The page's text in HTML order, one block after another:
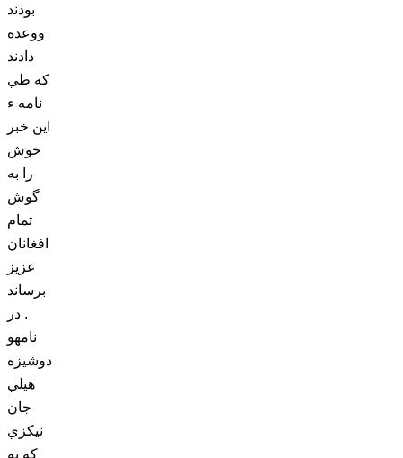
بودند
ووعده
دادند
که طي
نامه ء
اين خبر
خوش
را به
گوش
تمام
افغانان
عزيز
برساند
. در
نامهو
دوشيزه
هيلي
جان
نيکزي
که به